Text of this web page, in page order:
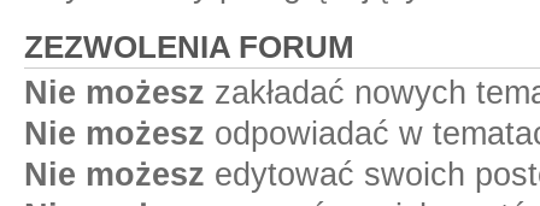
ZEZWOLENIA FORUM
Nie możesz zakładać nowych
Nie możesz odpowiadać w
Nie możesz edytować swoich